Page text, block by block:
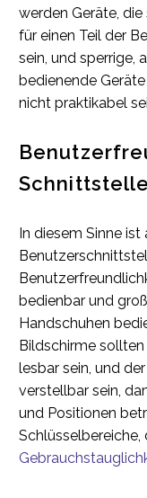
werden Geräte,
für einen Teil der
sein, und sperrige,
bedienende
nicht praktikabel
Schnittstelle
In diesem Sinne
bedienbar und
Handschuhen
Bildschirme
lesbar sein, und
verstellbar sein,
und Positionen